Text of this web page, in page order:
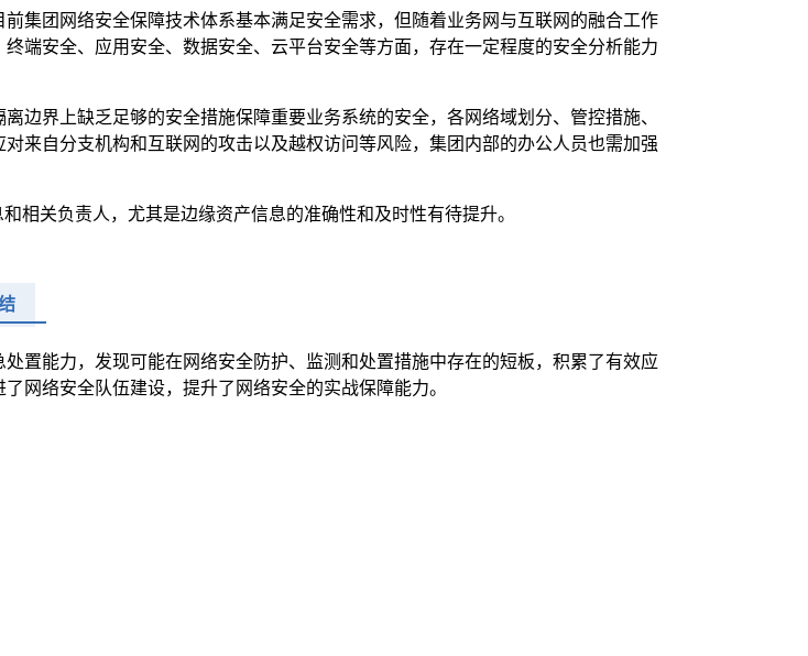
集团网络安全保障技术体系基本满足安全需求，但随着业务网与互联网的融合工作
端安全、应用安全、数据安全、云平台安全等方面，存在一定程度的安全分析能力
界上缺乏足够的安全措施保障重要业务系统的安全，各网络域划分、管控措施、
来自分支机构和互联网的攻击以及越权访问等风险，集团内部的办公人员也需加强
相关负责人，尤其是边缘资产信息的准确性和及时性有待提升。
置能力，发现可能在网络安全防护、监测和处置措施中存在的短板，积累了有效应
网络安全队伍建设，提升了网络安全的实战保障能力。